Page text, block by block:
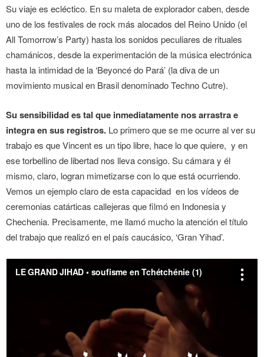
Su viaje es ecléctico. En su maleta de explorador caben, desde
uno de los festivales de rock más alocados del Reino Unido (el
All Tomorrow’s Party) hasta los sonidos peculiares de rituales
chamánicos, desde la experimentación de la música electrónica
hasta la intimidad de la ‘Beyoncé do Pará’ (la diva de un
movimiento musical en Brasil denominado Techno Cutre).
Su sensibilidad es tal que inmediatamente nos arrastra e
integra en sus registros. Lo primero que se me ocurre al ver su
trabajo es que Vincent es un tipo libre, hace lo que quiere, y en
ese torbellino de libertad nos lleva consigo. Su cámara y él
mismo, claro, logran mimetizarse con lo que está ocurriendo.
Vemos un ejemplo claro de esta capacidad en los vídeos de
ceremonias catárticas callejeras que filmó en Indonesia y
Chechenia. Precisamente, me llamó mucho la atención el título
del trabajo que realizó en el país caucásico, ‘Gran Yihad’.